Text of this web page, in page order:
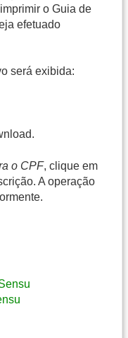
o Guia de
efetuado
será exibida:
o CPF, clique em
A operação